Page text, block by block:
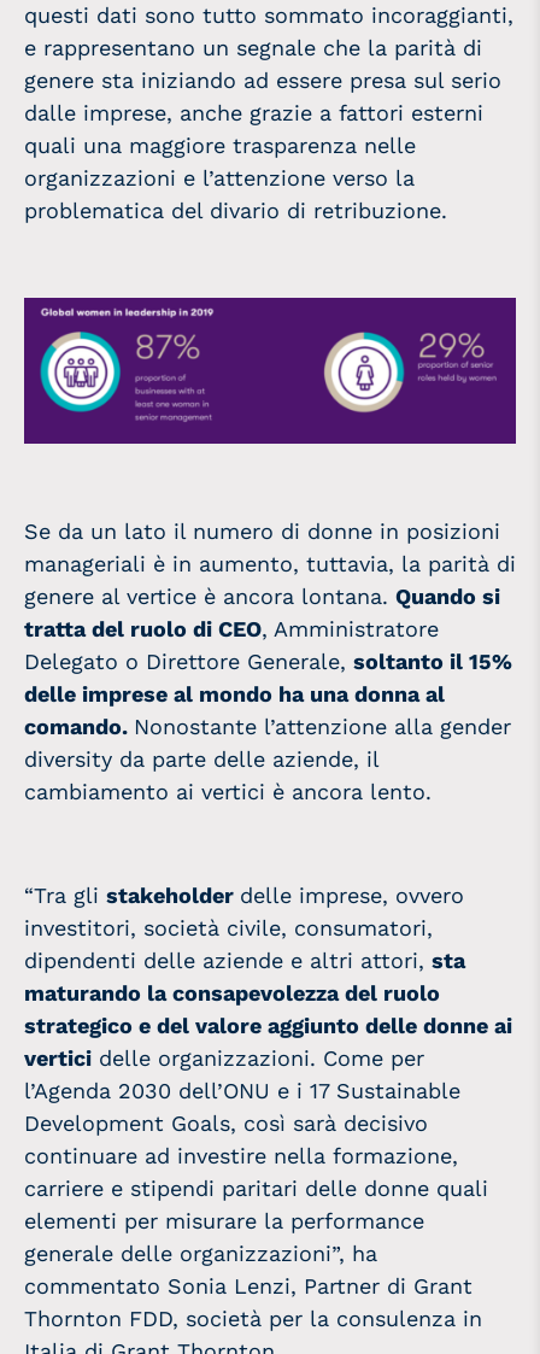
questi dati sono tutto sommato incoraggianti,
e rappresentano un segnale che la parità di
genere sta iniziando ad essere presa sul serio
dalle imprese, anche grazie a fattori esterni
quali una maggiore trasparenza nelle
organizzazioni e l’attenzione verso la
problematica del divario di retribuzione.
Se da un lato il numero di donne in posizioni
manageriali è in aumento, tuttavia, la parità di
genere al vertice è ancora lontana. Quando si
tratta del ruolo di CEO, Amministratore
Delegato o Direttore Generale, soltanto il 15%
delle imprese al mondo ha una donna al
comando. Nonostante l’attenzione alla gender
diversity da parte delle aziende, il
cambiamento ai vertici è ancora lento.
“Tra gli stakeholder delle imprese, ovvero
investitori, società civile, consumatori,
dipendenti delle aziende e altri attori, sta
maturando la consapevolezza del ruolo
strategico e del valore aggiunto delle donne ai
vertici delle organizzazioni. Come per
l’Agenda 2030 dell’ONU e i 17 Sustainable
Development Goals, così sarà decisivo
continuare ad investire nella formazione,
carriere e stipendi paritari delle donne quali
elementi per misurare la performance
generale delle organizzazioni”, ha
commentato Sonia Lenzi, Partner di Grant
Thornton FDD, società per la consulenza in